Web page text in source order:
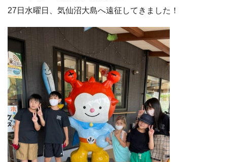
27日水曜日、気仙沼大島へ遠征してきました！